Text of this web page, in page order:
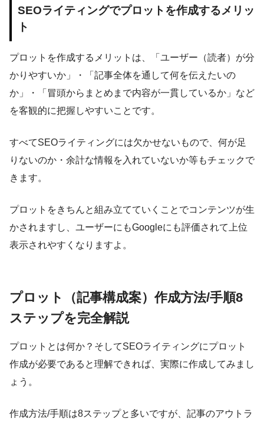
SEOライティングでプロットを作成するメリッ
ト
プロットを作成するメリットは、「ユーザー（読者）が分
かりやすいか」・「記事全体を通して何を伝えたいの
か」・「冒頭からまとめまで内容が一貫しているか」など
を客観的に把握しやすいことです。
すべてSEOライティングには欠かせないもので、何が足
りないのか・余計な情報を入れていないか等もチェックで
きます。
プロットをきちんと組み立てていくことでコンテンツが生
かされますし、ユーザーにもGoogleにも評価されて上位
表示されやすくなりますよ。
プロット（記事構成案）作成方法/手順8
ステップを完全解説
プロットとは何か？そしてSEOライティングにプロット
作成が必要であると理解できれば、実際に作成してみまし
ょう。
作成方法/手順は8ステップと多いですが、記事のアウトラ